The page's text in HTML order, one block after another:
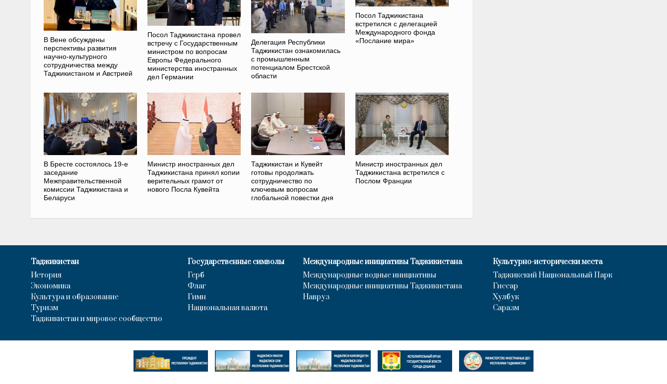
В Вене обсуждены
перспективы развития
научно-культурного
сотрудничества между
Таджикистаном и Австрией
Посол Таджикистана провел
встречу с Государственным
министром по вопросам
Европы Федерального
министерства иностранных
дел Германии
Делегация Республики
Таджикистан ознакомилась
с промышленным
потенциалом Брестской
области
Посол Таджикистана
встретился с делегацией
Международного фонда
«Послание мира»
В Бресте состоялось 19-е
заседание
Межправительственной
комиссии Таджикистана и
Беларуси
Министр иностранных дел
Таджикистана принял копии
верительных грамот от
нового Посла Кувейта
Таджикистан и Кувейт
готовы продолжать
сотрудничество по
ключевым вопросам
глобальной повестки дня
Министр иностранных дел
Таджикистана встретился с
Послом Франции
Таджикистан
История
Экономика
Культура и образование
Туризм
Таджикистан и мировое сообщество
Государственные символы
Герб
Флаг
Гимн
Национальная валюта
Международные инициативы Таджикистана
Международные водные инициативы
Международные инициативы Таджикистана
Навруз
Культурно-исторически места
Таджикский Национальный Парк
Гиссар
Хулбук
Саразм